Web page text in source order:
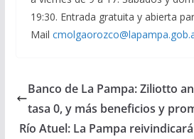
19:30. Entrada gratuita y abierta
Mail
Banco de La Pampa: Ziliotto
tasa 0, y más beneficios y
Río Atuel: La Pampa